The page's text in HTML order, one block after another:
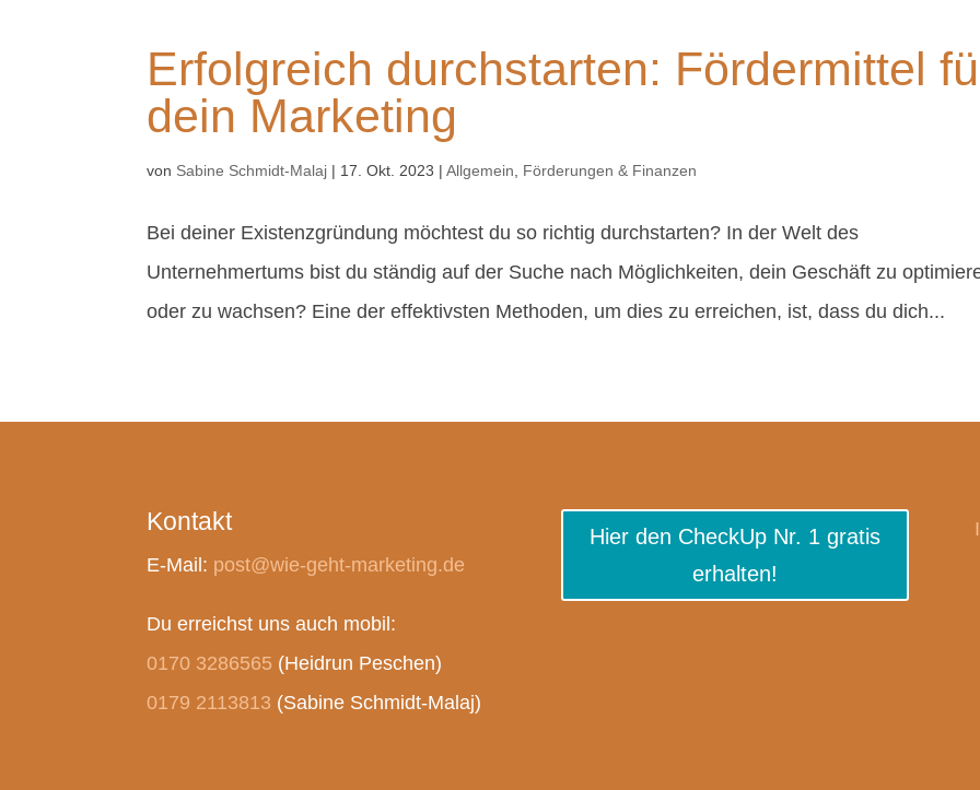
Erfolgreich durchstarten: Fördermittel
dein Marketing
von Sabine Schmidt-Malaj | 17. Okt. 2023 |Allgemein Förderungen & Finanzen
Bei deiner Existenzgründung möchtest du so richtig durchstarten? In der Welt des
Unternehmertums bist du ständig auf der Suche nach Möglichkeiten, dein Geschäft zu
oder zu wachsen? Eine der effektivsten Methoden, um dies zu erreichen, ist, dass du dich...
Kontakt
E-Mail: post@wie-geht-marketing.de
Du erreichst uns auch mobil:
0170 3286565 (Heidrun Peschen)
0179 2113813 (Sabine Schmidt-Malaj)
Hier den CheckUp Nr. 1 gratis
erhalten!